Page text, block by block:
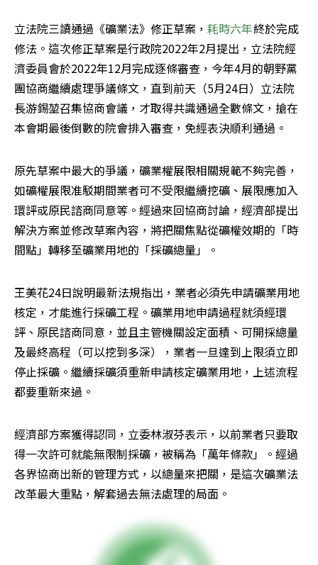
立法院三讀通過《礦業法》修正草案， 耗時六年終於完成
修法。這次修正草案是行政院2022年2月提出，立法院經
濟委員會於2022年12月完成逐條審查，今年4月的朝野黨
團協商繼續處理爭議條文，直到前天（5月24日）立法院
長游錫堃召集協商會議，才取得共識通過全數條文，搶在
本會期最後倒數的院會排入審查，免經表決順利通過。
原先草案中最大的爭議，礦業權展限相關規範不夠完善，
如礦權展限准駁期間業者可不受限繼續挖礦、展限應加入
環評或原民諮商同意等。經過來回協商討論，經濟部提出
解決方案並修改草案內容，將把關焦點從礦權效期的「時
間點」轉移至礦業用地的「採礦總量」。
王美花24日說明最新法規指出，業者必須先申請礦業用地
核定，才能進行採礦工程。礦業用地申請過程就須經環
評、原民諮商同意，並且主管機關設定面積、可開採總量
及最終高程（可以挖到多深），業者一旦達到上限須立即
停止採礦。繼續採礦須重新申請核定礦業用地，上述流程
都要重新來過。
經濟部方案獲得認同，立委林淑芬表示，以前業者只要取
得一次許可就能無限制採礦，被稱為「萬年條款」。經過
各界協商出新的管理方式，以總量來把關，是這次礦業法
改革最大重點，解套過去無法處理的局面。